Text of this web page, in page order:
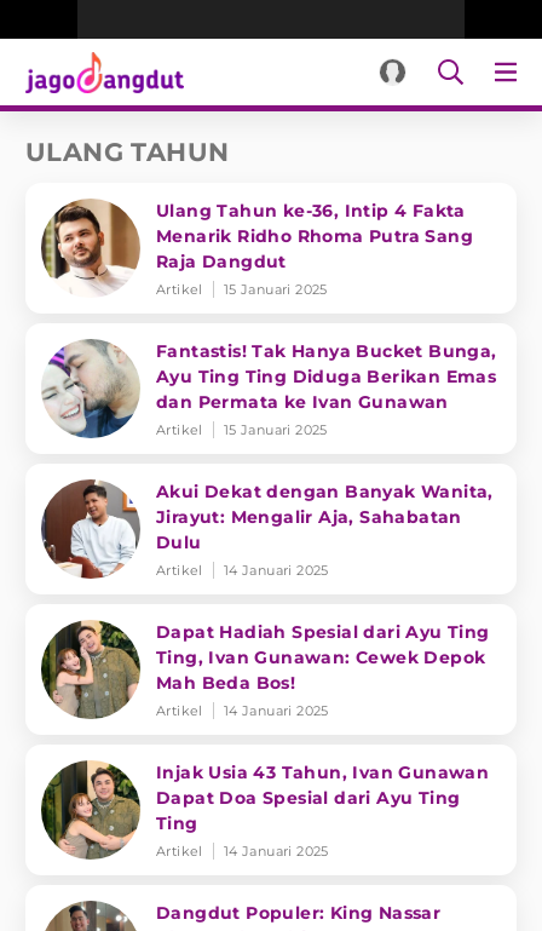
ULANG TAHUN
Ulang Tahun ke-36, Intip 4 Fakta
Menarik Ridho Rhoma Putra Sang
Raja Dangdut
Artikel 15 Januari 2025
Fantastis! Tak Hanya Bucket Bunga,
Ayu Ting Ting Diduga Berikan Emas
dan Permata ke Ivan Gunawan
Artikel 15 Januari 2025
Akui Dekat dengan Banyak Wanita,
Jirayut: Mengalir Aja, Sahabatan
Dulu
Artikel 14 Januari 2025
Dapat Hadiah Spesial dari Ayu Ting
Ting, Ivan Gunawan: Cewek Depok
Mah Beda Bos!
Artikel 14 Januari 2025
Injak Usia 43 Tahun, Ivan Gunawan
Dapat Doa Spesial dari Ayu Ting
Ting
Artikel 14 Januari 2025
Dangdut Populer: King Nassar